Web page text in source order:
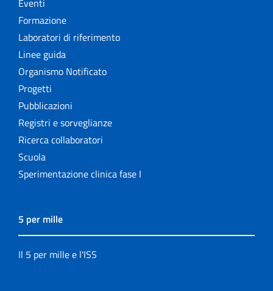
Formazione
Laboratori di riferimento
Linee guida
Organismo Notificato
Progetti
Pubblicazioni
Registri e sorveglianze
Ricerca collaboratori
Scuola
Sperimentazione clinica fase I
5 per mille
Il 5 per mille e l'ISS